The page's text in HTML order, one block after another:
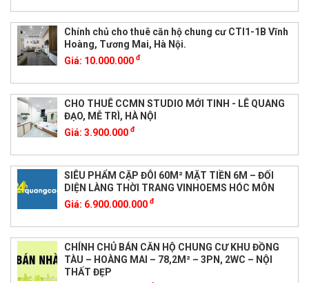
Chính chủ cho thuê căn hộ chung cư CTI1-1B Vĩnh
Hoàng, Tương Mai, Hà Nội.
Giá: 10.000.000 đ
CHO THUÊ CCMN STUDIO MỚI TINH - LÊ QUANG
ĐẠO, MỄ TRÌ, HÀ NỘI
Giá: 3.900.000 đ
SIÊU PHẨM CẶP ĐÔI 60M² MẶT TIỀN 6M – ĐỐI
DIỆN LÀNG THỜI TRANG VINHOEMS HÓC MÔN
Giá: 6.900.000.000 đ
CHÍNH CHỦ BÁN CĂN HỘ CHUNG CƯ KHU ĐỒNG
TÀU – HOÀNG MAI – 78,2M² – 3PN, 2WC – NỘI
THẤT ĐẸP